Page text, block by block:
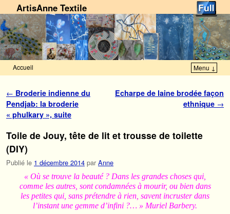
ArtisAnne Textile
Accueil Menu ↓
Navigation des articles
← Broderie indienne du
Pendjab: la broderie
« phulkary », suite
Echarpe de laine brodée façon
ethnique →
Toile de Jouy, tête de lit et trousse de toilette
(DIY)
Publié le 1 décembre 2014 par Anne
« Où se trouve la beauté ? Dans les grandes choses qui,
comme les autres, sont condamnées à mourir, ou bien dans
les petites qui, sans prétendre à rien, savent incruster dans
l’instant une gemme d’infini ?… » Muriel Barbery.